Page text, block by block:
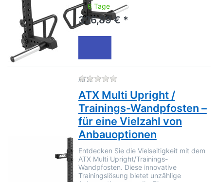
6 Tage
326,89 € *
ATX Zu diesem Produkt liegen
ATX Multi Upright /
Trainings-Wandpfosten –
für eine Vielzahl von
Anbauoptionen
Entdecken Sie die Vielseitigkeit mit dem
ATX Multi Upright/Trainings-
Wandpfosten. Diese innovative
Trainingslösung bietet unzählige